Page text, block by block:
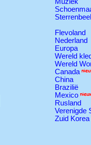
Muziek
Flevoland
Nederland
Europa
Wereld
Wereld
Canada
China
Brazilië
Mexico
Rusland
Verenigde
Zuid Korea